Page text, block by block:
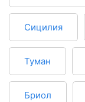
Сицилия
Туман
Бриол